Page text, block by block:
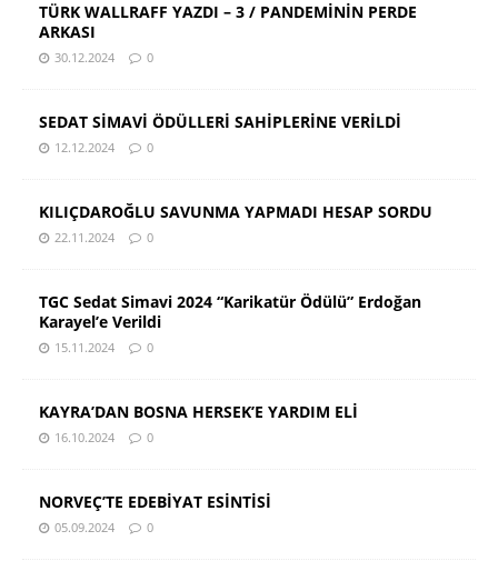
TÜRK WALLRAFF YAZDI – 3 / PANDEMİNİN PERDE
ARKASI
30.12.2024 0
SEDAT SİMAVİ ÖDÜLLERİ SAHİPLERİNE VERİLDİ
12.12.2024 0
KILIÇDAROĞLU SAVUNMA YAPMADI HESAP SORDU
22.11.2024 0
TGC Sedat Simavi 2024 “Karikatür Ödülü” Erdoğan
Karayel’e Verildi
15.11.2024 0
KAYRA’DAN BOSNA HERSEK’E YARDIM ELİ
16.10.2024 0
NORVEÇ’TE EDEBİYAT ESİNTİSİ
05.09.2024 0